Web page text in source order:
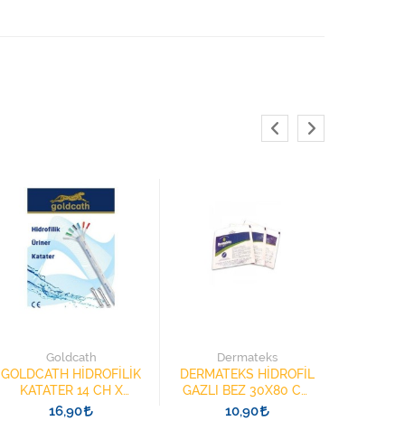
Goldcath
GOLDCATH HİDROFİLİK
KATATER 14 CH X
40CM YÜZÜKLÜ
16,90
Dermateks
DERMATEKS HİDROFİL
GAZLI BEZ 30X80 CM
(30x40CM) SPANÇ 2
10,90